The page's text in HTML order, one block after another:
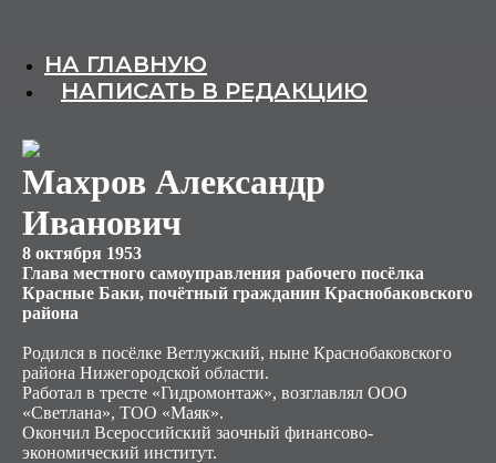
НА ГЛАВНУЮ
НАПИСАТЬ В РЕДАКЦИЮ
Махров Александр
Иванович
8 октября 1953
Глава местного самоуправления рабочего посёлка
Красные Баки, почётный гражданин Краснобаковского
района
Родился в посёлке Ветлужский, ныне Краснобаковского
района Нижегородской области.
Работал в тресте «Гидромонтаж», возглавлял ООО
«Светлана», ТОО «Маяк».
Окончил Всероссийский заочный финансово-
экономический институт.